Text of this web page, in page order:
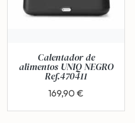
Calentador de
alimentos UNIQ NEGRO
Ref.470411
169,90 €